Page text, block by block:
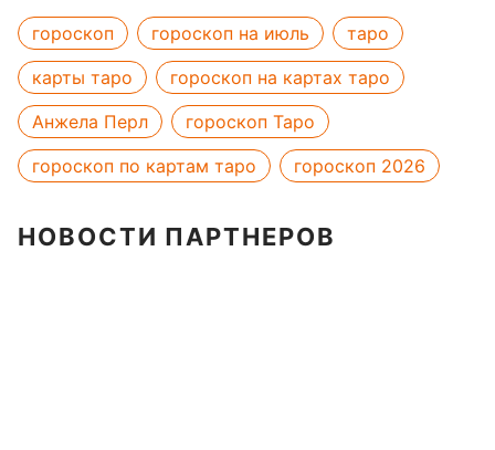
гороскоп гороскоп на июль
таро
карты таро
гороскоп на картах таро
Анжела Перл
гороскоп Таро
гороскоп по картам таро
гороскоп 2026
НОВОСТИ ПАРТНЕРОВ